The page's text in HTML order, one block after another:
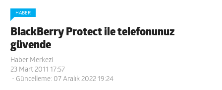
HABER
BlackBerry Protect ile telefonunuz
güvende
Haber Merkezi
23 Mart 2011 17:57
- Güncelleme: 07 Aralık 2022 19:24